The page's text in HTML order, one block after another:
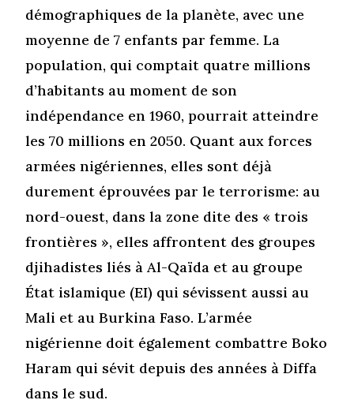
démographiques de la planète, avec une
moyenne de 7 enfants par femme. La
population, qui comptait quatre millions
d’habitants au moment de son
indépendance en 1960, pourrait atteindre
les 70 millions en 2050. Quant aux forces
armées nigériennes, elles sont déjà
durement éprouvées par le terrorisme: au
nord-ouest, dans la zone dite des « trois
frontières », elles affrontent des groupes
djihadistes liés à Al-Qaïda et au groupe
État islamique (EI) qui sévissent aussi au
Mali et au Burkina Faso. L’armée
nigérienne doit également combattre Boko
Haram qui sévit depuis des années à Diffa
dans le sud.